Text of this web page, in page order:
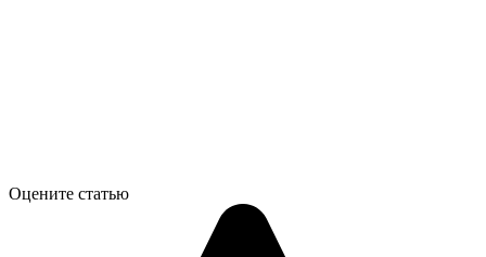
Оцените статью